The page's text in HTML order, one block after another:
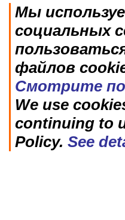
Мы
социальных
файлов
Смотрите
We use
continuing to
Policy. See